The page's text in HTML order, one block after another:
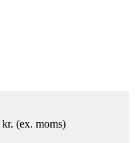
kr. (ex. moms)